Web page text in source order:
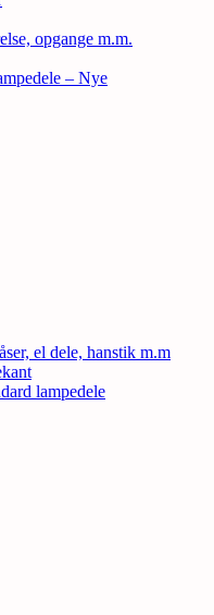
opgange m.m.
– Nye
el dele, hanstik m.m
lampedele